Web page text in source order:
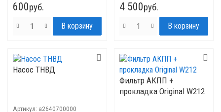
600руб. 4 500руб.
Насос ТНВД
Артикул: a2640700000
Фильтр АКПП +
прокладка Original W212